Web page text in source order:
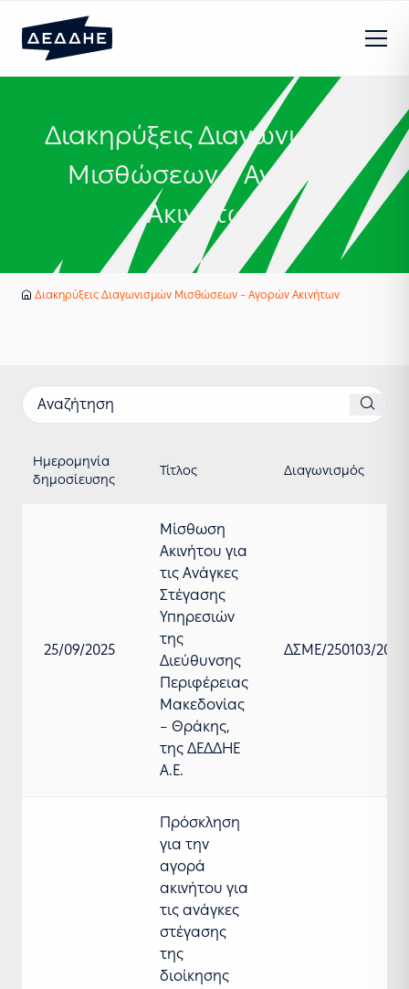
Διακηρύξεις Διαγωνισμών
Μισθώσεων – Αγορών
Ακινήτων
Αρχική
Διακηρύξεις Διαγωνισμών Μισθώσεων – Αγορών Ακινήτων
Ημερομηνία
δημοσίευσης
Τίτλος Διαγωνισμός
25/09/2025
Μίσθωση
Ακινήτου για
τις Ανάγκες
Στέγασης
Υπηρεσιών
της
Διεύθυνσης
Περιφέρειας
Μακεδονίας
– Θράκης,
της ΔΕΔΔΗΕ
Α.Ε.
ΔΣΜΕ/250103/2025
Πρόσκληση
για την
αγορά
ακινήτου για
τις ανάγκες
στέγασης
της
διοίκησης